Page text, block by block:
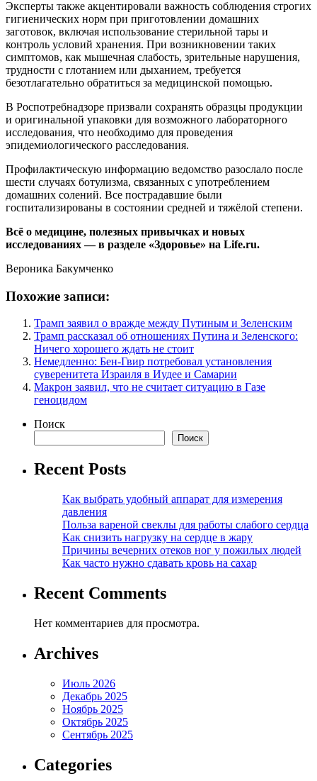
Эксперты также акцентировали важность соблюдения строгих
гигиенических норм при приготовлении домашних
заготовок, включая использование стерильной тары и
контроль условий хранения. При возникновении таких
симптомов, как мышечная слабость, зрительные нарушения,
трудности с глотанием или дыханием, требуется
безотлагательно обратиться за медицинской помощью.
В Роспотребнадзоре призвали сохранять образцы продукции
и оригинальной упаковки для возможного лабораторного
исследования, что необходимо для проведения
эпидемиологического расследования.
Профилактическую информацию ведомство разослало после
шести случаях ботулизма, связанных с употреблением
домашних солений. Все пострадавшие были
госпитализированы в состоянии средней и тяжёлой степени.
Всё о медицине, полезных привычках и новых
исследованиях — в разделе «Здоровье» на Life.ru.
Вероника Бакумченко
Похожие записи:
Трамп заявил о вражде между Путиным и Зеленским
Трамп рассказал об отношениях Путина и Зеленского:
Ничего хорошего ждать не стоит
Немедленно: Бен-Гвир потребовал установления
суверенитета Израиля в Иудее и Самарии
Макрон заявил, что не считает ситуацию в Газе
геноцидом
Поиск
Поиск
Recent Posts
Как выбрать удобный аппарат для измерения
давления
Польза вареной свеклы для работы слабого сердца
Как снизить нагрузку на сердце в жару
Причины вечерних отеков ног у пожилых людей
Как часто нужно сдавать кровь на сахар
Recent Comments
Нет комментариев для просмотра.
Archives
Июль 2026
Декабрь 2025
Ноябрь 2025
Октябрь 2025
Сентябрь 2025
Categories